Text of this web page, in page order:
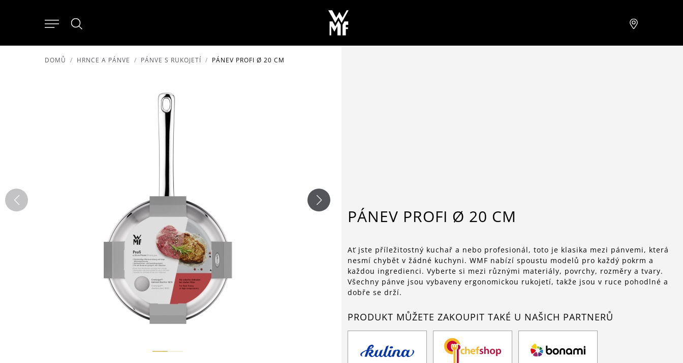
DOMŮ HRNCE A PÁNVE PÁNVE S RUKOJETÍ PÁNEV PROFI Ø 20 CM
PÁNEV PROFI Ø 20 CM
Ať jste příležitostný kuchař a nebo profesionál, toto je klasika mezi pánvemi, která
nesmí chybět v žádné kuchyni. WMF nabízí spoustu modelů pro každý pokrm a
každou ingredienci. Vyberte si mezi různými materiály, povrchy, rozměry a tvary.
Všechny pánve jsou vybaveny ergonomickou rukojetí, takže jsou v ruce pohodlné a
dobře se drží.
PRODUKT MŮŽETE ZAKOUPIT TAKÉ U NAŠICH PARTNERŮ